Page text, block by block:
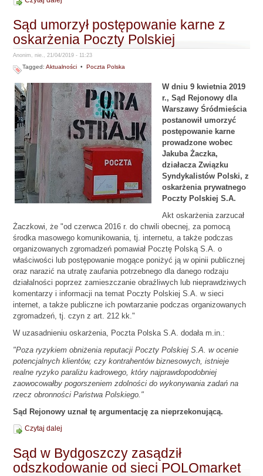
Sąd umorzył postępowanie karne z
oskarżenia Poczty Polskiej
Anonim, nie., 21/04/2019 - 11:23
Tagged:Aktualności •Poczta Polska
W dniu 9 kwietnia 2019
r., Sąd Rejonowy dla
Warszawy Śródmieścia
postanowił umorzyć
postępowanie karne
prowadzone wobec
Jakuba Żaczka,
działacza Związku
Syndykalistów Polski, z
oskarżenia prywatnego
Poczty Polskiej S.A.
Akt oskarżenia zarzucał
Żaczkowi, że "od czerwca 2016 r. do chwili obecnej, za pomocą
środka masowego komunikowania, tj. internetu, a także podczas
organizowanych zgromadzeń pomawiał Pocztę Polską S.A. o
właściwości lub postępowanie mogące poniżyć ją w opinii publicznej
oraz narazić na utratę zaufania potrzebnego dla danego rodzaju
działalności poprzez zamieszczanie obraźliwych lub nieprawdziwych
komentarzy i informacji na temat Poczty Polskiej S.A. w sieci
internet, a także publiczne ich powtarzanie podczas organizowanych
zgromadzeń, tj. czyn z art. 212 kk."
W uzasadnieniu oskarżenia, Poczta Polska S.A. dodała m.in.:
"Poza ryzykiem obniżenia reputacji Poczty Polskiej S.A. w ocenie
potencjalnych klientów, czy kontrahentów biznesowych, istnieje
realne ryzyko paraliżu kadrowego, który najprawdopodobniej
zaowocowałby pogorszeniem zdolności do wykonywania zadań na
rzecz obronności Państwa Polskiego."
Sąd Rejonowy uznał tę argumentację za nieprzekonującą.
Czytaj dalej
Sąd w Bydgoszczy zasądził
odszkodowanie od sieci POLOmarket